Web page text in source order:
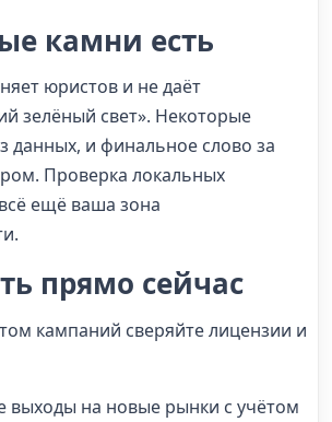
камни есть
юристов и не даёт
зелёный свет». Некоторые
данных, и финальное слово за
Проверка локальных
ещё ваша зона
прямо сейчас
кампаний сверяйте лицензии и
выходы на новые рынки с учётом